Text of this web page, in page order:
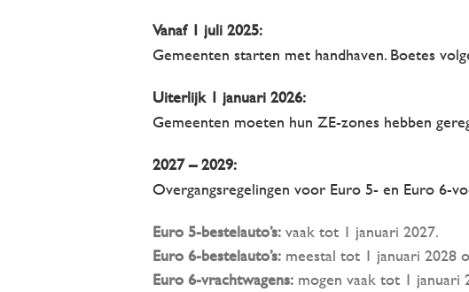
Vanaf 1 juli 2025:
Gemeenten starten met handhaven. Boetes
Uiterlijk 1 januari 2026:
Gemeenten moeten hun ZE-zones hebben
2027 – 2029:
Overgangsregelingen voor Euro 5- en Euro 6-
Euro 5-bestelauto’s:vaak tot 1 januari 2027.
Euro 6-bestelauto’s: meestal tot 1 januari 2028
Euro 6-vrachtwagens: mogen vaak tot 1 januari